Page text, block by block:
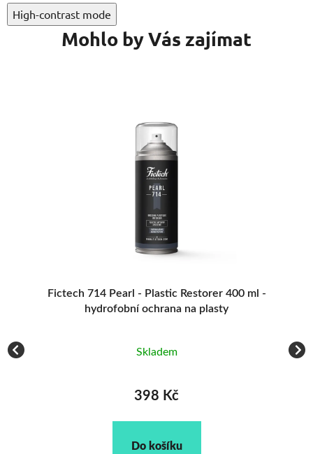
High-contrast mode
Mohlo by Vás zajímat
Fictech 714 Pearl - Plastic Restorer 400 ml -
hydrofobní ochrana na plasty
Skladem
398 Kč
Do košíku